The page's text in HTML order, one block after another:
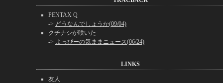
PENTAX Q
-> どうなんでしょうか(09/04)
クチナシが咲いた
-> よっぴーの気ままニュース(06/24)
LINKS
友人